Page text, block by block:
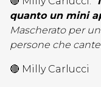
quanto un mini
Mascherato per
persone che
🔴 Milly Carlucci